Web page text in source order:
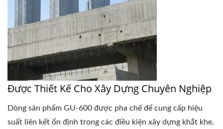
Được Thiết Kế Cho Xây Dựng Chuyên Nghiệp
Dòng sản phẩm GU-600 được pha chế để cung cấp hiệu
suất liên kết ổn định trong các điều kiện xây dựng khắt khe.